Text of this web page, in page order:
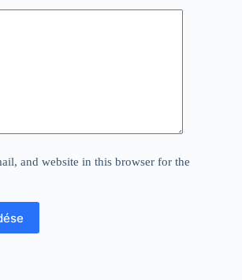
and website in this browser for the